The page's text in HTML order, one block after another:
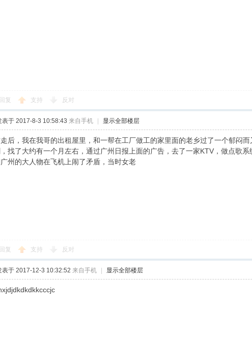
回复 支持 反对
表于 2017-8-3 10:58:43 来自手机 显示全部楼层
走后，我在我哥的出租屋里，和一帮在工厂做工的家里面的老乡过了一个郁闷
找了大约有一个月左右，通过广州日报上面的广告，去了一家KTV，做点歌
州的大人物在飞机上闹了矛盾，当时女老
回复 支持 反对
表于 2017-12-3 10:32:52 来自手机 显示全部楼层